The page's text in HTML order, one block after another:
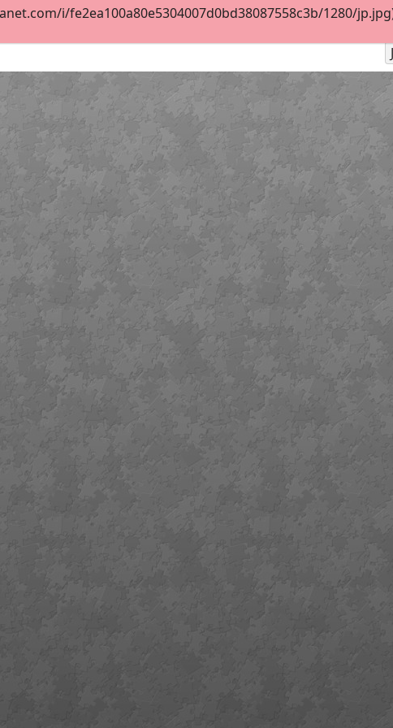
i/fe2ea100a80e5304007d0bd38087558c3b/1280/